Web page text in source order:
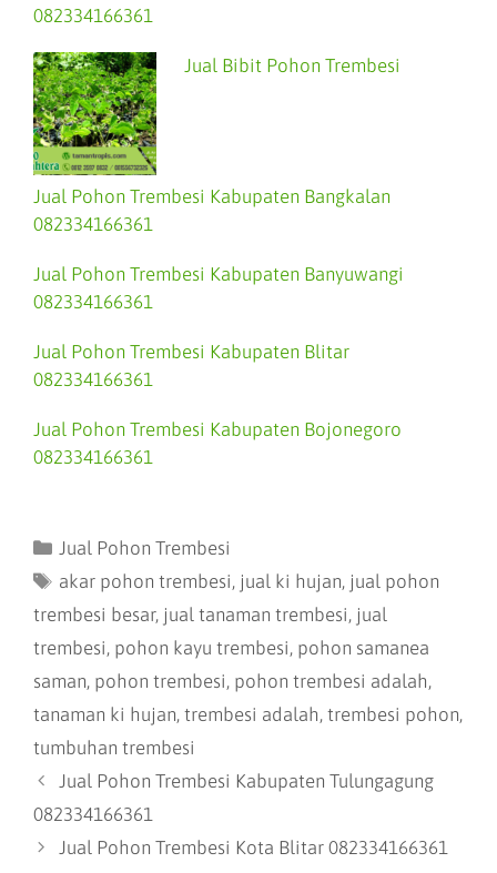
082334166361
Jual Bibit Pohon Trembesi
Jual Pohon Trembesi Kabupaten Bangkalan
082334166361
Jual Pohon Trembesi Kabupaten Banyuwangi
082334166361
Jual Pohon Trembesi Kabupaten Blitar
082334166361
Jual Pohon Trembesi Kabupaten Bojonegoro
082334166361
Jual Pohon Trembesi
akar pohon trembesi, jual ki hujan, jual pohon
trembesi besar, jual tanaman trembesi, jual
trembesi, pohon kayu trembesi, pohon samanea
saman, pohon trembesi, pohon trembesi adalah,
tanaman ki hujan, trembesi adalah, trembesi pohon,
tumbuhan trembesi
Jual Pohon Trembesi Kabupaten Tulungagung
082334166361
Jual Pohon Trembesi Kota Blitar 082334166361